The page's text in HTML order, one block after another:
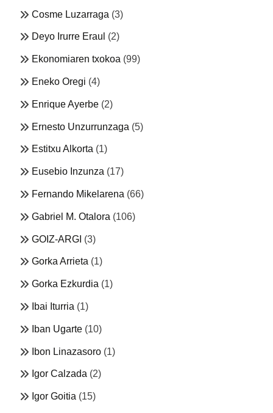
Cosme Luzarraga (3)
Deyo Irurre Eraul (2)
Ekonomiaren txokoa (99)
Eneko Oregi (4)
Enrique Ayerbe (2)
Ernesto Unzurrunzaga (5)
Estitxu Alkorta (1)
Eusebio Inzunza (17)
Fernando Mikelarena (66)
Gabriel M. Otalora (106)
GOIZ-ARGI (3)
Gorka Arrieta (1)
Gorka Ezkurdia (1)
Ibai Iturria (1)
Iban Ugarte (10)
Ibon Linazasoro (1)
Igor Calzada (2)
Igor Goitia (15)